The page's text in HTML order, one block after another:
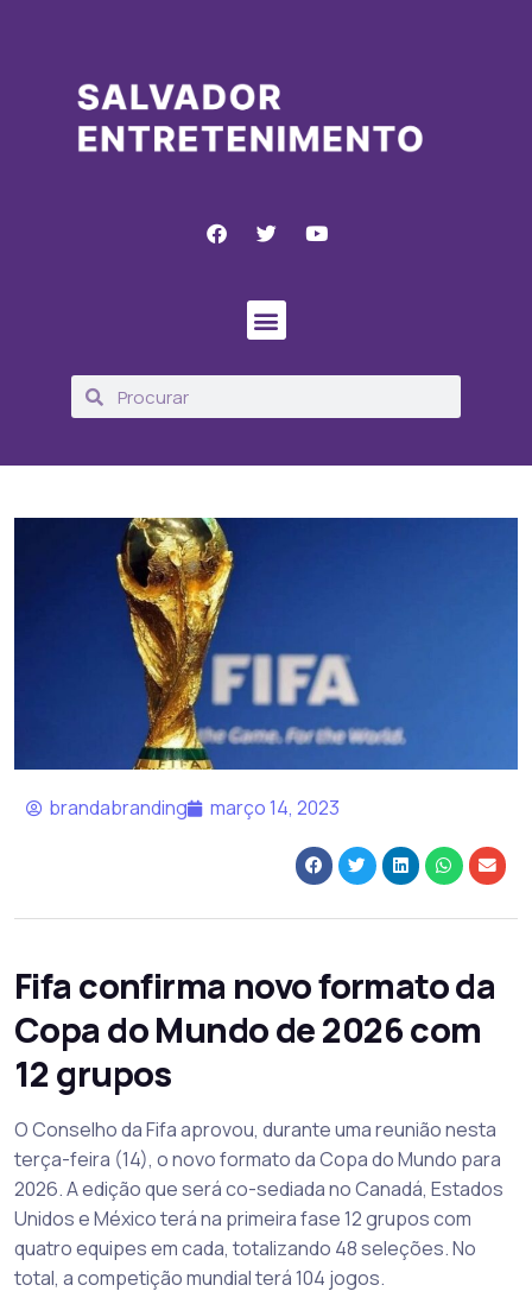
brandabranding março 14, 2023
Fifa confirma novo formato da
Copa do Mundo de 2026 com
12 grupos
O Conselho da Fifa aprovou, durante uma reunião nesta
terça-feira (14), o novo formato da Copa do Mundo para
2026. A edição que será co-sediada no Canadá, Estados
Unidos e México terá na primeira fase 12 grupos com
quatro equipes em cada, totalizando 48 seleções. No
total, a competição mundial terá 104 jogos.